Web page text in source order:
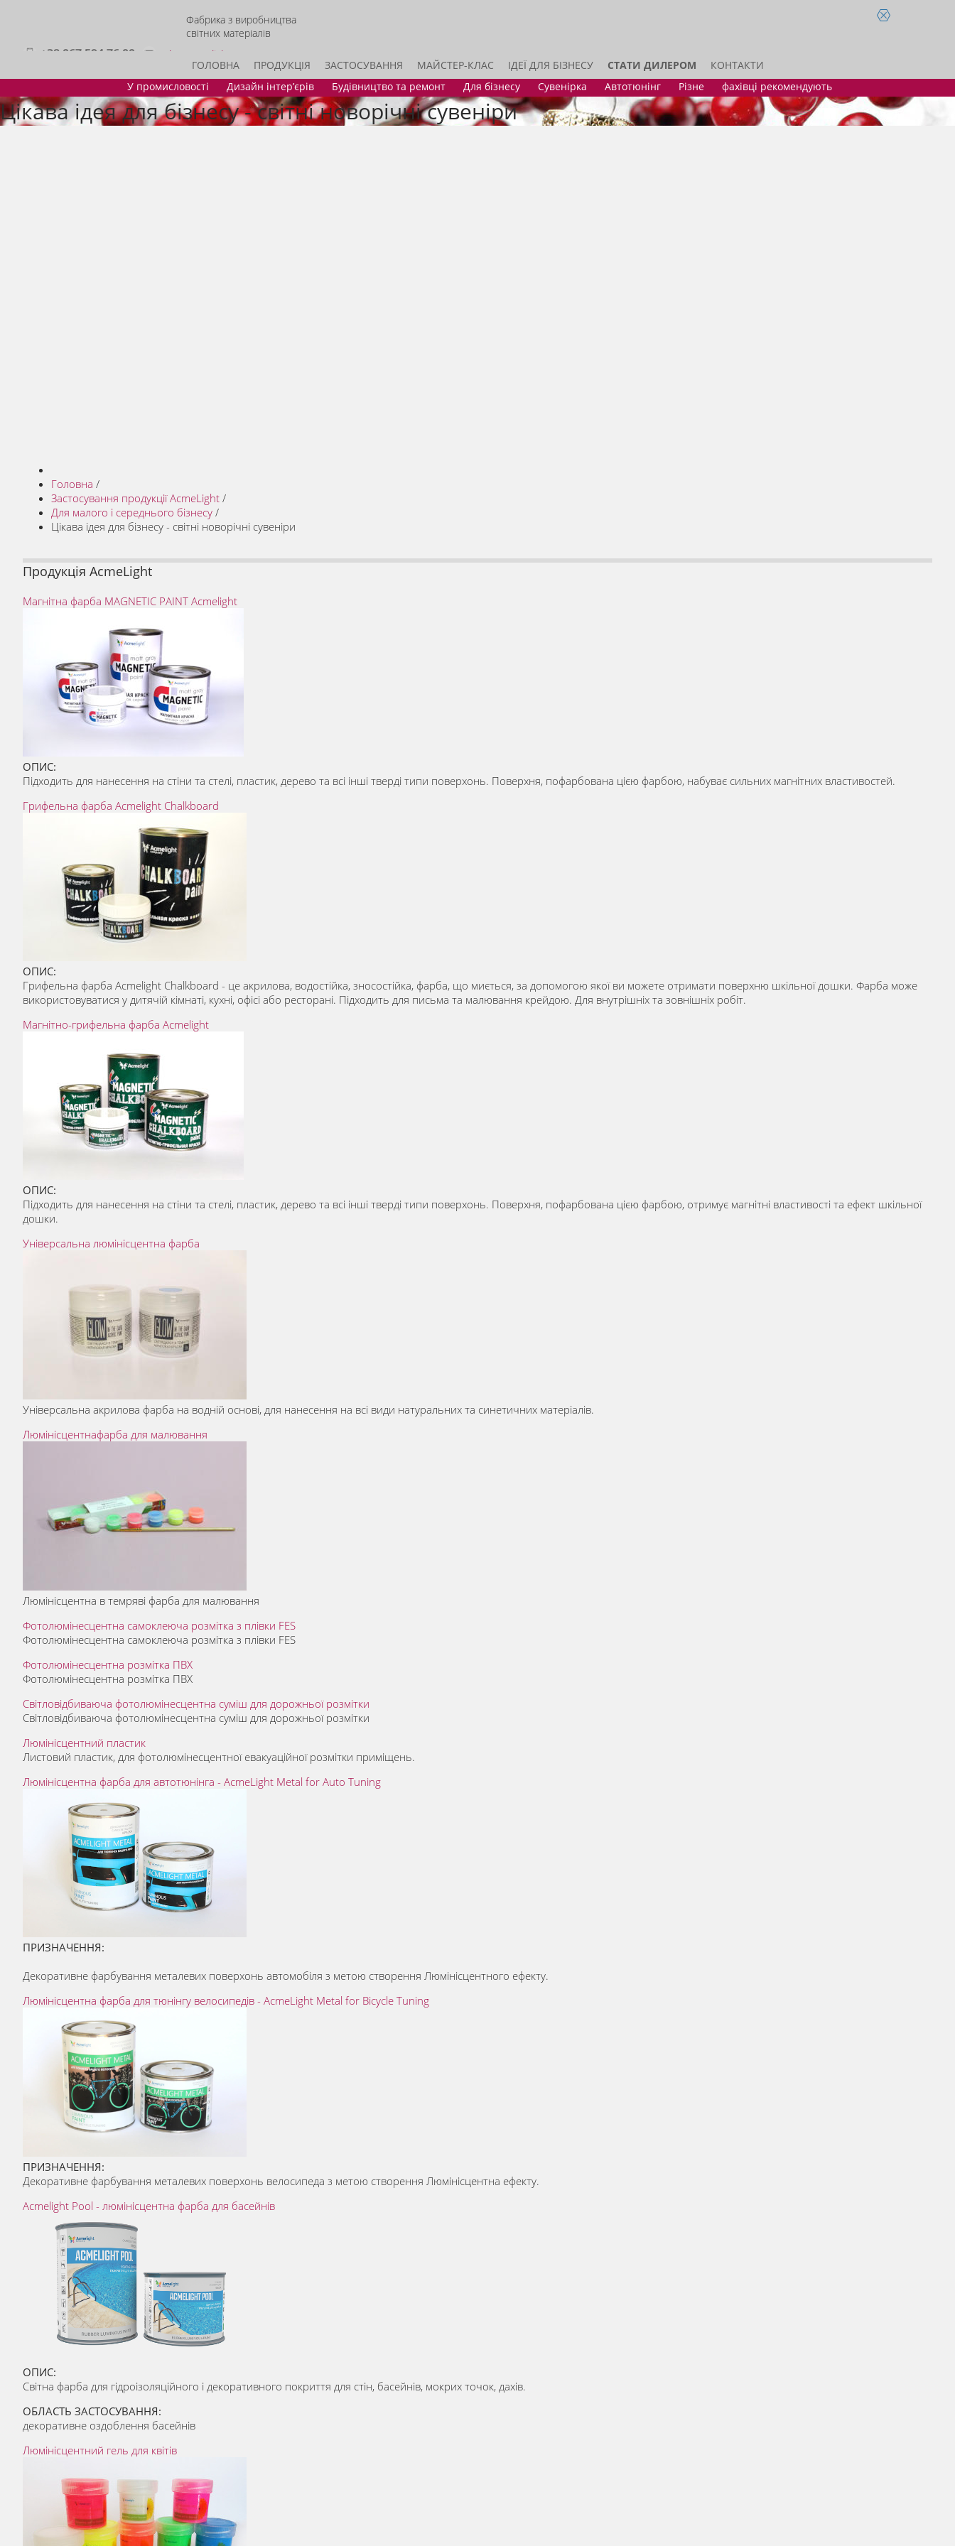
Фабрика з виробництва
світних матеріалів
+38 067 594 76 00 sales@acmelight.com.ua
ГОЛОВНА ПРОДУКЦІЯ ЗАСТОСУВАННЯ МАЙСТЕР-КЛАС ІДЕЇ ДЛЯ БІЗНЕСУ СТАТИ ДИЛЕРОМ
КОНТАКТИ
У промисловості
Дизайн інтер’єрів Будівництво та ремонт Для бізнесу Сувенірка Автотюнінг Різне фахівці рекомендують
Цікава ідея для бізнесу - світні новорічні сувеніри
Головна /
Застосування продукції AcmeLight /
Для малого і середнього бізнесу /
Цікава ідея для бізнесу - світні новорічні сувеніри
Продукція AcmeLight
Магнітна фарба MAGNETIC PAINT Acmelight
ОПИС:
Підходить для нанесення на стіни та стелі, пластик, дерево та всі інші тверді типи поверхонь. Поверхня, пофарбована цією фарбою, набуває сильних магнітних властивостей.
Грифельна фарба Acmelight Chalkboard
ОПИС:
Грифельна фарба Acmelight Chalkboard - це акрилова, водостійка, зносостійка, фарба, що миється, за допомогою якої ви можете отримати поверхню шкільної дошки. Фарба може
використовуватися у дитячій кімнаті, кухні, офісі або ресторані. Підходить для письма та малювання крейдою. Для внутрішніх та зовнішніх робіт.
Магнітно-грифельна фарба Acmelight
ОПИС:
Підходить для нанесення на стіни та стелі, пластик, дерево та всі інші тверді типи поверхонь. Поверхня, пофарбована цією фарбою, отримує магнітні властивості та ефект шкільної
дошки.
Універсальна люмінісцентна фарба
Універсальна акрилова фарба на водній основі, для нанесення на всі види натуральних та синетичних матеріалів.
Люмінісцентнафарба для малювання
Люмінісцентна в темряві фарба для малювання
Фотолюмінесцентна самоклеюча розмітка з плівки FES
Фотолюмінесцентна самоклеюча розмітка з плівки FES
Фотолюмінесцентна розмітка ПВХ
Фотолюмінесцентна розмітка ПВХ
Світловідбиваюча фотолюмінесцентна суміш для дорожньої розмітки
Світловідбиваюча фотолюмінесцентна суміш для дорожньої розмітки
Люмінісцентний пластик
Листовий пластик, для фотолюмінесцентної евакуаційної розмітки приміщень.
Люмiнiсцентна фарба для автотюнiнга - AcmeLight Metal for Auto Tuning
ПРИЗНАЧЕННЯ:
Декоративне фарбування металевих поверхонь автомобіля з метою створення Люмiнiсцентного ефекту.
Люмiнiсцентна фарба для тюнінгу велосипедів - AcmeLight Metal for Bicycle Tuning
ПРИЗНАЧЕННЯ:
Декоративне фарбування металевих поверхонь велосипеда з метою створення Люмiнiсцентна ефекту.
Acmelight Pool - люмінісцентна фарба для басейнів
ОПИС:
Світна фарба для гідроізоляційного і декоративного покриття для стін, басейнів, мокрих точок, дахів.
ОБЛАСТЬ ЗАСТОСУВАННЯ:
декоративне оздоблення басейнів
Люмiнiсцентний гель для квітів